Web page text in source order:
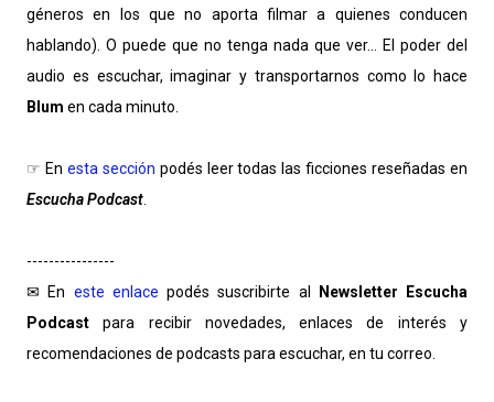
géneros en los que no aporta filmar a quienes conducen
hablando). O puede que no tenga nada que ver... El poder del
audio es escuchar, imaginar y transportarnos como lo hace
Blum en cada minuto.
☞ En esta sección podés leer todas las ficciones reseñadas en
Escucha Podcast.
----------------
✉ En este enlace podés suscribirte al
Newsletter Escucha
Podcast para recibir novedades, enlaces de interés y
recomendaciones de podcasts para escuchar, en tu correo.